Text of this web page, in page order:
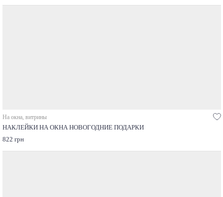
На окна, витрины
НАКЛЕЙКИ НА ОКНА НОВОГОДНИЕ ПОДАРКИ
822 грн